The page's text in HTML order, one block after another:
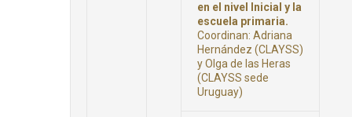
en el nivel Inicial y la
escuela primaria.
Coordinan: Adriana
Hernández (CLAYSS)
y Olga de las Heras
(CLAYSS sede
Uruguay)